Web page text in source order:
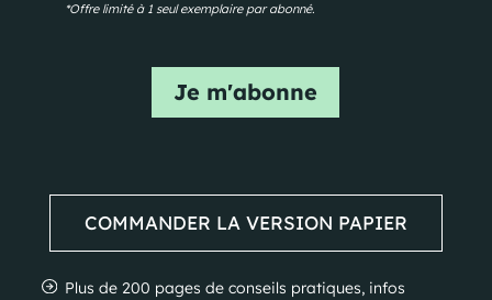
*Offre limité à 1 seul exemplaire par abonné.
Je m'abonne
COMMANDER LA VERSION PAPIER
Plus de 200 pages de conseils pratiques, infos